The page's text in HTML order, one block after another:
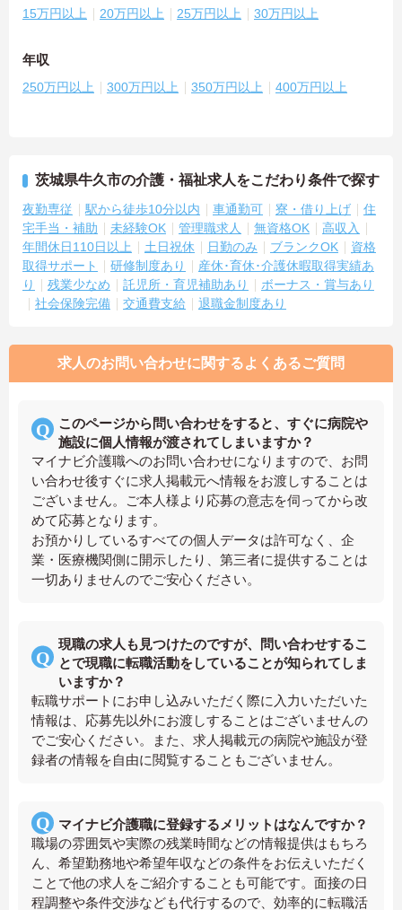
15万円以上 20万円以上 25万円以上 30万円以上
年収
250万円以上 300万円以上 350万円以上 400万円以上
茨城県牛久市の介護・福祉求人をこだわり条件で探す
夜勤専従 駅から徒歩10分以内 車通勤可 寮・借り上げ
住
宅手当・補助
未経験OK 管理職求人 無資格OK
高収入
年間休日110日以上
土日祝休 日勤のみ ブランクOK
資格
取得サポート
研修制度あり
産休･育休･介護休暇取得実績あ
り
残業少なめ 託児所・育児補助あり
ボーナス・賞与あり
社会保険完備
交通費支給 退職金制度あり
求人のお問い合わせに関するよくあるご質問
このページから問い合わせをすると、すぐに病院や
施設に個人情報が渡されてしまいますか？
マイナビ介護職へのお問い合わせになりますので、お問
い合わせ後すぐに求人掲載元へ情報をお渡しすることは
ございません。ご本人様より応募の意志を伺ってから改
めて応募となります。
お預かりしているすべての個人データは許可なく、企
業・医療機関側に開示したり、第三者に提供することは
一切ありませんのでご安心ください。
現職の求人も見つけたのですが、問い合わせするこ
とで現職に転職活動をしていることが知られてしま
いますか？
転職サポートにお申し込みいただく際に入力いただいた
情報は、応募先以外にお渡しすることはございませんの
でご安心ください。また、求人掲載元の病院や施設が登
録者の情報を自由に閲覧することもございません。
マイナビ介護職に登録するメリットはなんですか？
職場の雰囲気や実際の残業時間などの情報提供はもちろ
ん、希望勤務地や希望年収などの条件をお伝えいただく
ことで他の求人をご紹介することも可能です。面接の日
程調整や条件交渉なども代行するので、効率的に転職活